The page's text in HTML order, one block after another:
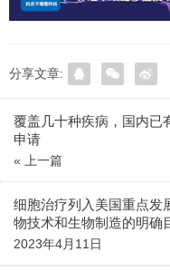
分享文章:
覆盖几十种疾病，国内已
申请
« 上一篇
细胞治疗列入美国重点发
物技术和生物制造的明确
2023年4月11日